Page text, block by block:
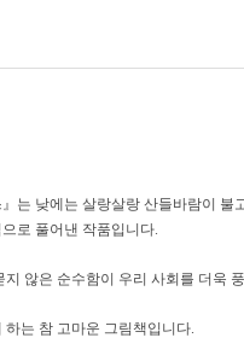
는 낮에는 살랑살랑 산들바람이 불
로 풀어낸 작품입니다.
않은 순수함이 우리 사회를 더욱
는 참 고마운 그림책입니다.